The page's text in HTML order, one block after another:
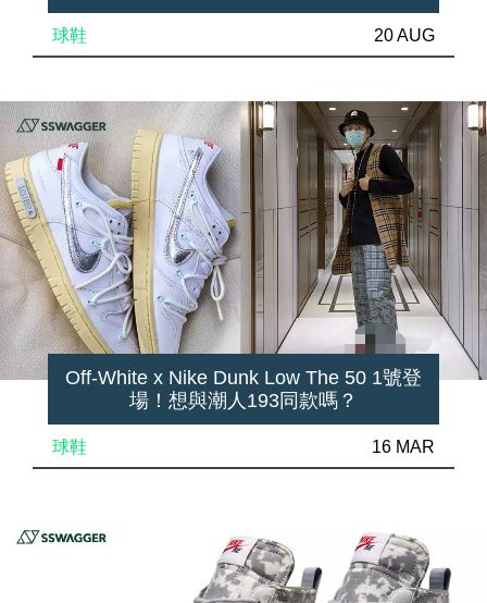
球鞋 20 AUG
Off-White x Nike Dunk Low The 50 1號登
場！想與潮人193同款嗎？
球鞋 16 MAR